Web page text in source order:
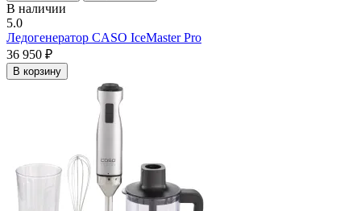
В наличии
5.0
Ледогенератор CASO IceMaster Pro
36 950 ₽
В корзину